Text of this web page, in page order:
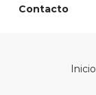
Contacto
Inicio